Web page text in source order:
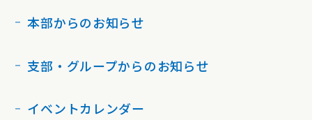
本部からのお知らせ
支部・グループからのお知らせ
イベントカレンダー